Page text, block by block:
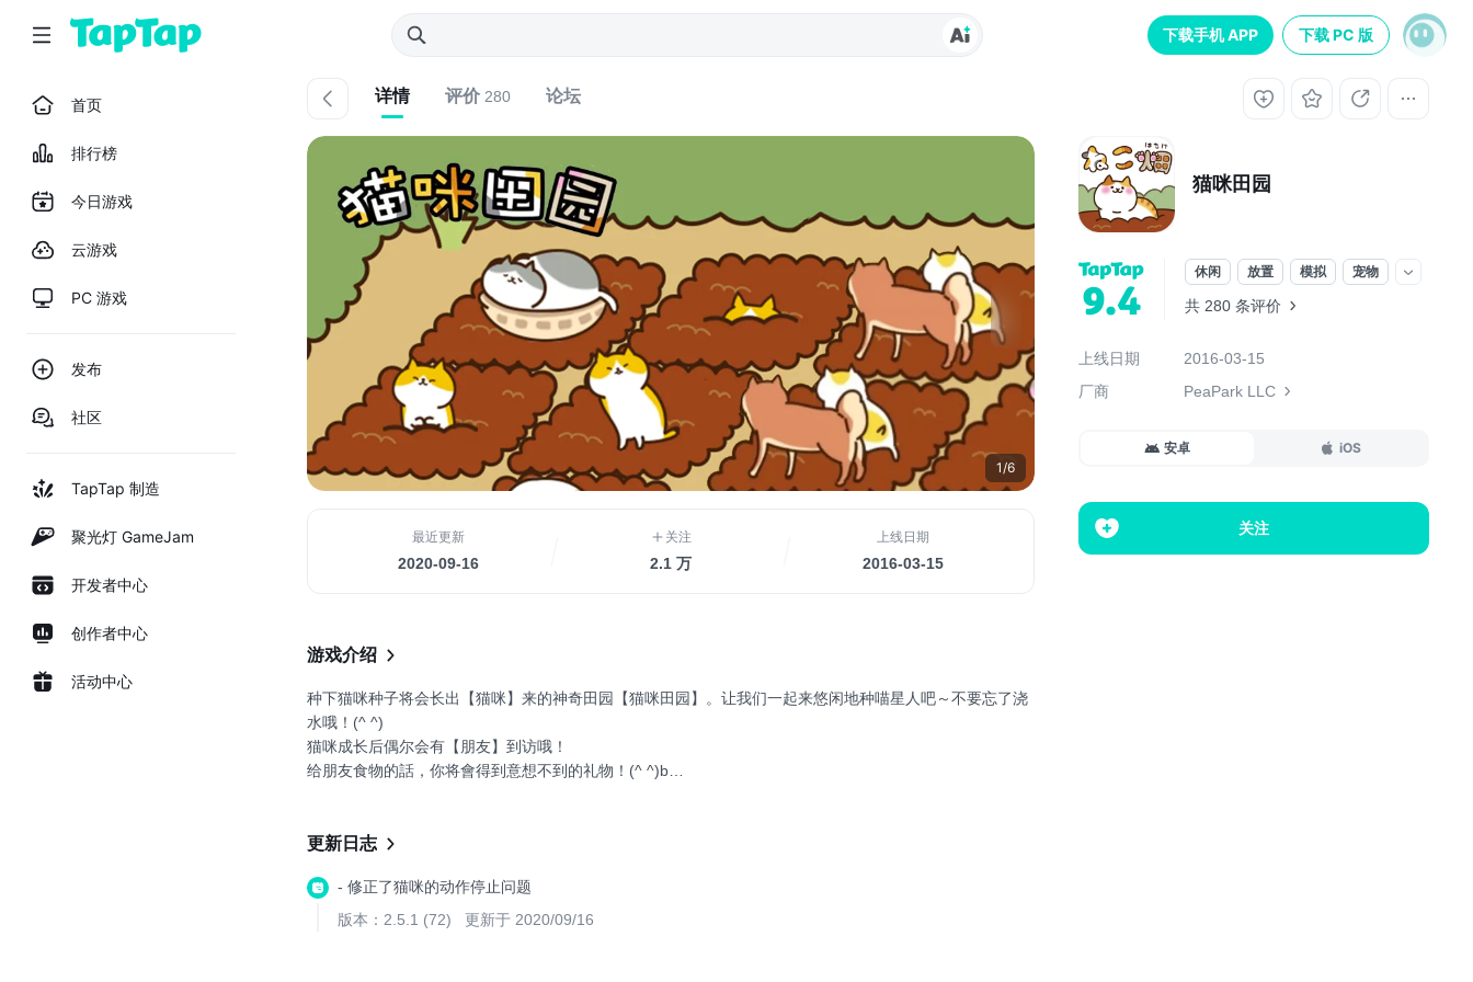
下载手机 APP 下载 PC 版
首页
排行榜
今日游戏
云游戏
PC 游戏
发布
社区
TapTap 制造
聚光灯 GameJam
开发者中心
创作者中心
活动中心
详情 评价 280 论坛
1/6
最近更新
2020-09-16
关注
2.1 万
上线日期
2016-03-15
游戏介绍
种下猫咪种子将会长出【猫咪】来的神奇田园【猫咪田园】。让我们一起来悠闲地种喵星人吧～不要忘了浇
水哦！(^ ^)
猫咪成长后偶尔会有【朋友】到访哦！
给朋友食物的話，你将會得到意想不到的礼物！(^ ^)b
------------------
在商店里购买种子，然后种到田里就会发芽。
猫咪放养着也会自然生长。就是这么简单！
更新日志
- 修正了猫咪的动作停止问题
版本：2.5.1 (72)
更新于 2020/09/16
猫咪田园
9.4
休闲 放置 模拟 宠物
共 280 条评价
上线日期
2016-03-15
厂商
PeaPark LLC
安卓 iOS
关注